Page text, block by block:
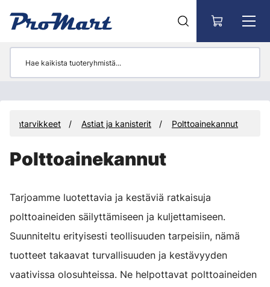
Astiat ja kanisterit Polttoainekannut
Polttoainekannut
Tarjoamme luotettavia ja kestäviä ratkaisuja
polttoaineiden säilyttämiseen ja kuljettamiseen.
Suunniteltu erityisesti teollisuuden tarpeisiin, nämä
tuotteet takaavat turvallisuuden ja kestävyyden
vaativissa olosuhteissa. Ne helpottavat polttoaineiden